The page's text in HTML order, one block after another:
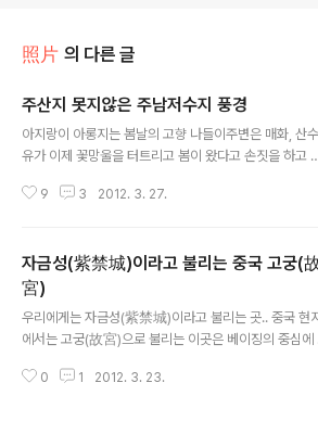
照片 의 다른 글
주산지 못지않은 주남저수지 풍경
아지랑이 아롱지는 봄날의 고향 나들이주변은 매화, 산수
유가 이제 꽃망울을 터트리고 봄이 왔다고 손짓을 하고
인접하고 있습니다. 철새도래지 주남저수지는 3만마리 이
양한 철새들이 찾아 겨울을 보내는 곳으로 '철새들의 낙
철새들의 천국' 이라 불립니다.고향을 내려오면 이곳을 자
주 찾을 수 밖에 없는 이유는 처가가 동읍이라 주남쪽을
주 방문하게 됩니다.아침 일찍 일어나 산책할 겸 이곳 주남
저수지를 방문해서 바람이나 쐴까 하고 왔더니, 이미 철새
들은 다른곳으로 이동하고 몇마리 남질 않았더군요.사진
9 3 2012. 3. 27.
자금성(紫禁城)이라고 불리는 중국 고궁(
宮)
우리에게는 자금성(紫禁城)이라고 불리는 곳.. 중국 현지
에서는 고궁(故宮)으로 불리는 이곳은 베이징의 중심에
이다. 동서로 760m, 남북으로 960m, 72만 m²의 넓이
0 1 2012. 3. 23.